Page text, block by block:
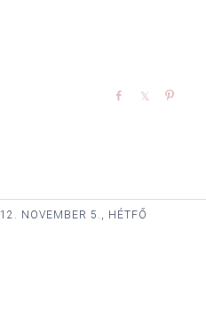
Share Share
NOVEMBER 5., HÉTFŐ